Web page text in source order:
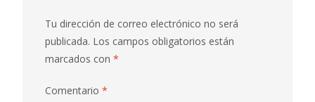
Tu dirección de correo electrónico no será
publicada. Los campos obligatorios están
marcados con *
Comentario *